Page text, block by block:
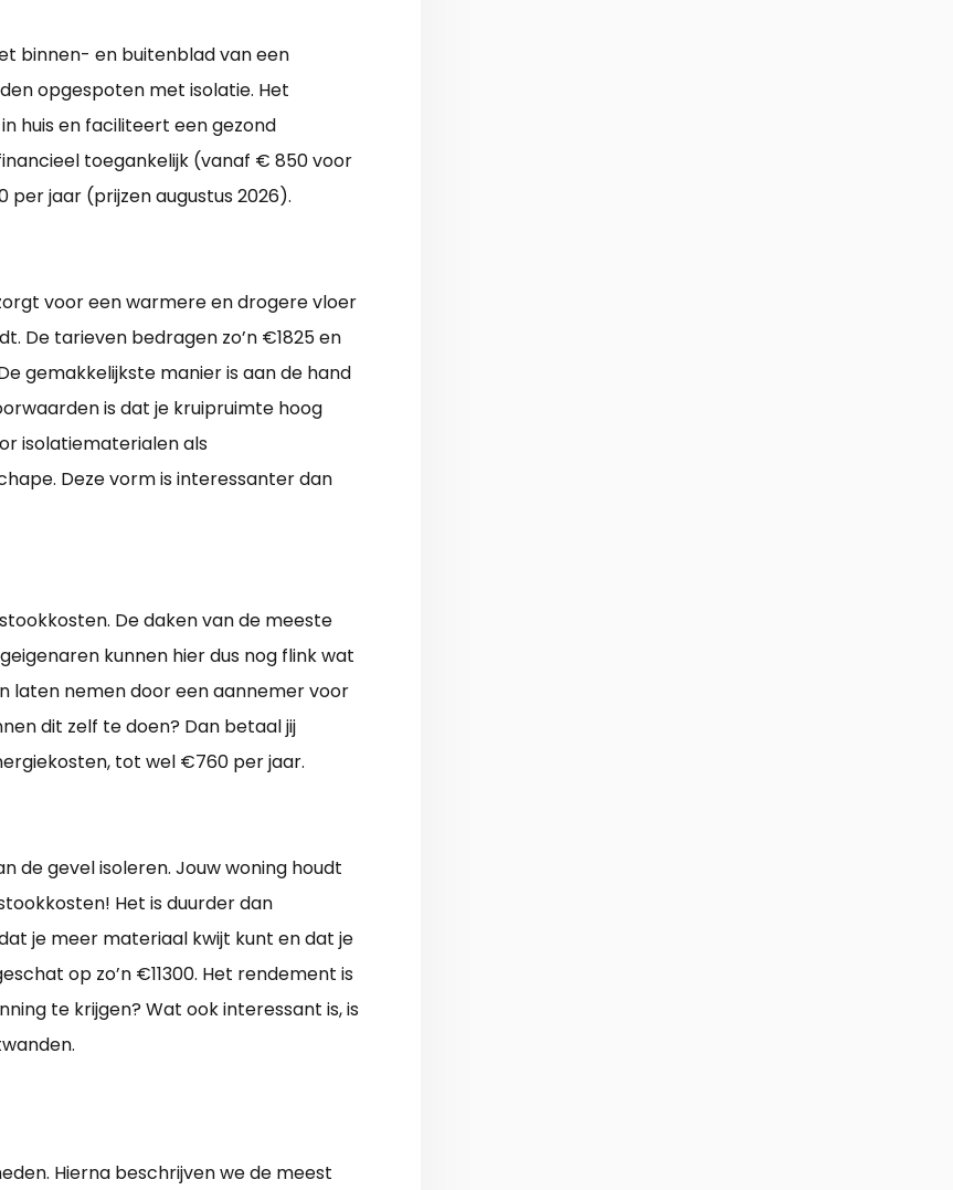
binnen- en buitenblad van een
opgespoten met isolatie. Het
huis en faciliteert een gezond
toegankelijk (vanaf € 850 voor
per jaar (prijzen augustus 2026).
voor een warmere en drogere vloer
De tarieven bedragen zo’n €1825 en
gemakkelijkste manier is aan de hand
is dat je kruipruimte hoog
isolatiematerialen als
Deze vorm is interessanter dan
De daken van de meeste
kunnen hier dus nog flink wat
laten nemen door een aannemer voor
dit zelf te doen? Dan betaal jij
tot wel €760 per jaar.
de gevel isoleren. Jouw woning houdt
Het is duurder dan
je meer materiaal kwijt kunt en dat je
op zo’n €11300. Het rendement is
te krijgen? Wat ook interessant is, is
Hierna beschrijven we de meest